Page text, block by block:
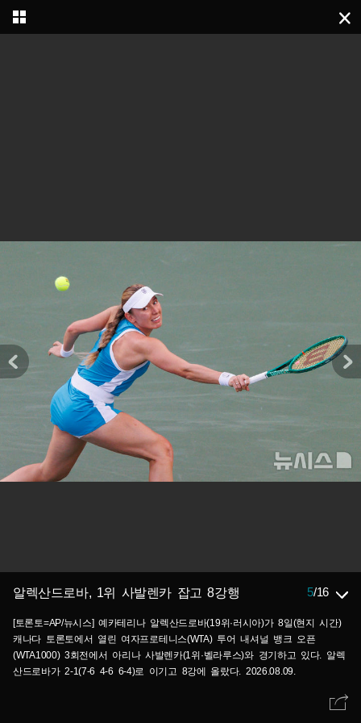
알렉산드로바, 1위 사발렌카 잡고 8강행 5/16
[토론토=AP/뉴시스] 예카테리나 알렉산드로바(19위·러시아)가 8일(현지 시간)
캐나다 토론토에서 열린 여자프로테니스(WTA) 투어 내셔널 뱅크 오픈
(WTA1000) 3회전에서 아리나 사발렌카(1위·벨라루스)와 경기하고 있다. 알렉
산드로바가 2-1(7-6 4-6 6-4)로 이기고 8강에 올랐다. 2026.08.09.